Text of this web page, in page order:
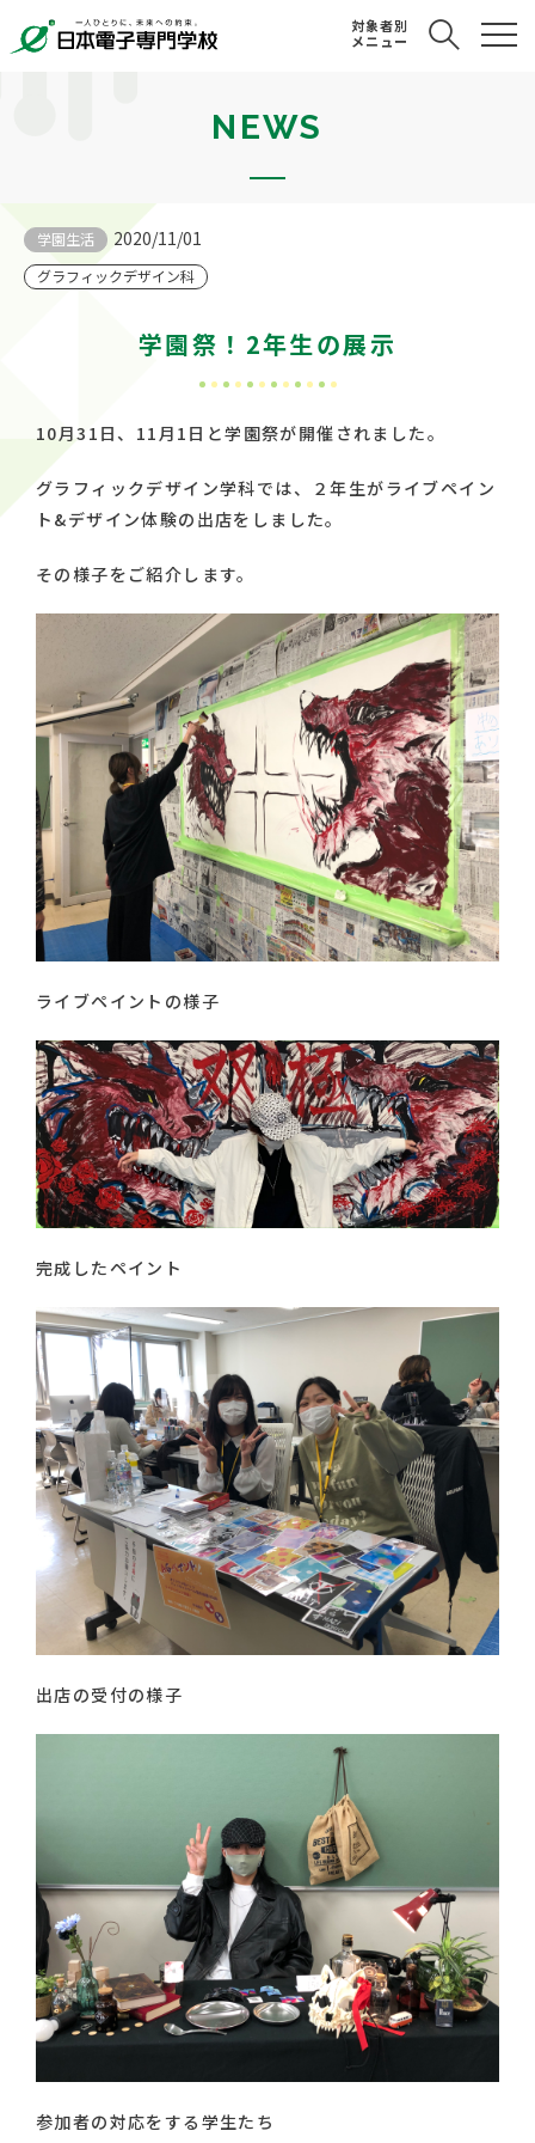
対象者別
メニュー
NEWS
学園生活 2020/11/01
グラフィックデザイン科
学園祭！2年生の展示
10月31日、11月1日と学園祭が開催されました。
グラフィックデザイン学科では、２年生がライブペイン
ト&デザイン体験の出店をしました。
その様子をご紹介します。
ライブペイントの様子
完成したペイント
出店の受付の様子
参加者の対応をする学生たち